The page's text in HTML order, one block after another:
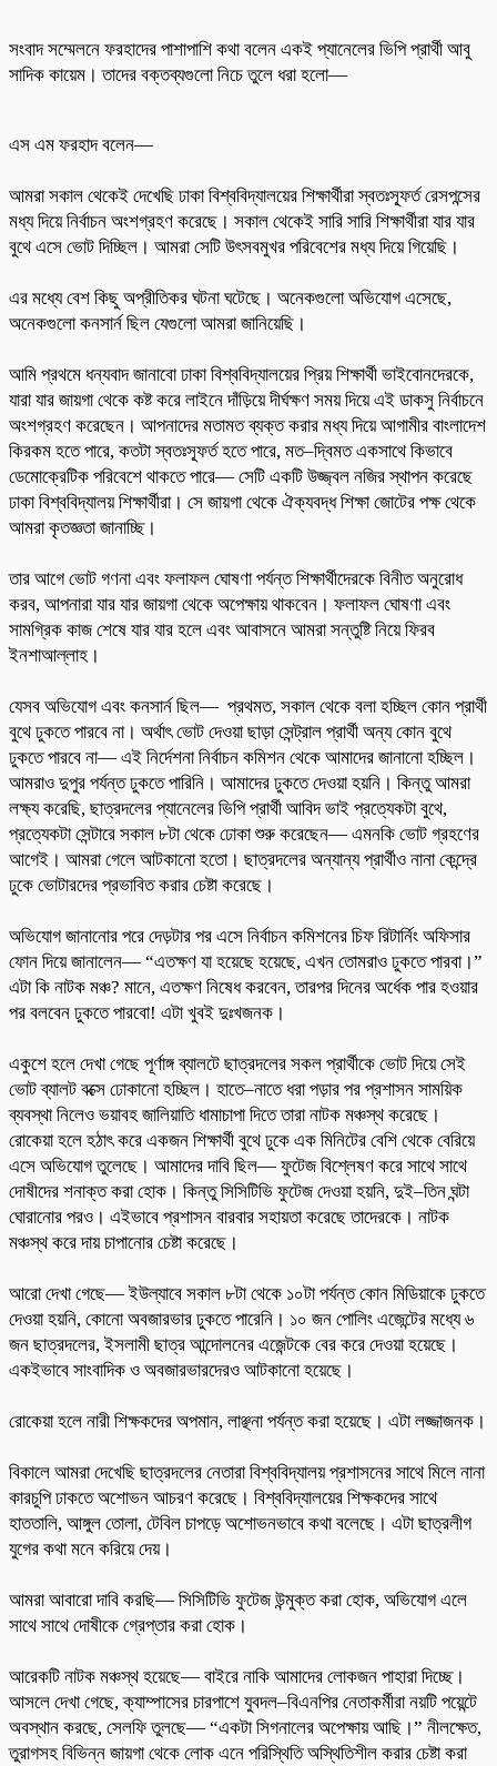
সংবাদ সম্মেলনে ফরহাদের পাশাপাশি কথা বলেন একই প্যানেলের ভিপি প্রার্থী আবু
সাদিক কায়েম। তাদের বক্তব্যগুলো নিচে তুলে ধরা হলো—
এস এম ফরহাদ বলেন—
আমরা সকাল থেকেই দেখেছি ঢাকা বিশ্ববিদ্যালয়ের শিক্ষার্থীরা স্বতঃস্ফূর্ত রেসপন্সের
মধ্য দিয়ে নির্বাচন অংশগ্রহণ করেছে। সকাল থেকেই সারি সারি শিক্ষার্থীরা যার যার
বুথে এসে ভোট দিচ্ছিল। আমরা সেটি উৎসবমুখর পরিবেশের মধ্য দিয়ে গিয়েছি।
এর মধ্যে বেশ কিছু অপ্রীতিকর ঘটনা ঘটেছে। অনেকগুলো অভিযোগ এসেছে,
অনেকগুলো কনসার্ন ছিল যেগুলো আমরা জানিয়েছি।
আমি প্রথমে ধন্যবাদ জানাবো ঢাকা বিশ্ববিদ্যালয়ের প্রিয় শিক্ষার্থী ভাইবোনদেরকে,
যারা যার জায়গা থেকে কষ্ট করে লাইনে দাঁড়িয়ে দীর্ঘক্ষণ সময় দিয়ে এই ডাকসু নির্বাচনে
অংশগ্রহণ করেছেন। আপনাদের মতামত ব্যক্ত করার মধ্য দিয়ে আগামীর বাংলাদেশ
কিরকম হতে পারে, কতটা স্বতঃস্ফূর্ত হতে পারে, মত–দ্বিমত একসাথে কিভাবে
ডেমোক্রেটিক পরিবেশে থাকতে পারে— সেটি একটি উজ্জ্বল নজির স্থাপন করেছে
ঢাকা বিশ্ববিদ্যালয় শিক্ষার্থীরা। সে জায়গা থেকে ঐক্যবদ্ধ শিক্ষা জোটের পক্ষ থেকে
আমরা কৃতজ্ঞতা জানাচ্ছি।
তার আগে ভোট গণনা এবং ফলাফল ঘোষণা পর্যন্ত শিক্ষার্থীদেরকে বিনীত অনুরোধ
করব, আপনারা যার যার জায়গা থেকে অপেক্ষায় থাকবেন। ফলাফল ঘোষণা এবং
সামগ্রিক কাজ শেষে যার যার হলে এবং আবাসনে আমরা সন্তুষ্টি নিয়ে ফিরব
ইনশাআল্লাহ।
যেসব অভিযোগ এবং কনসার্ন ছিল— প্রথমত, সকাল থেকে বলা হচ্ছিল কোন প্রার্থী
বুথে ঢুকতে পারবে না। অর্থাৎ ভোট দেওয়া ছাড়া সেন্ট্রাল প্রার্থী অন্য কোন বুথে
ঢুকতে পারবে না— এই নির্দেশনা নির্বাচন কমিশন থেকে আমাদের জানানো হচ্ছিল।
আমরাও দুপুর পর্যন্ত ঢুকতে পারিনি। আমাদের ঢুকতে দেওয়া হয়নি। কিন্তু আমরা
লক্ষ্য করেছি, ছাত্রদলের প্যানেলের ভিপি প্রার্থী আবিদ ভাই প্রত্যেকটা বুথে,
প্রত্যেকটা সেন্টারে সকাল ৮টা থেকে ঢোকা শুরু করেছেন— এমনকি ভোট গ্রহণের
আগেই। আমরা গেলে আটকানো হতো। ছাত্রদলের অন্যান্য প্রার্থীও নানা কেন্দ্রে
ঢুকে ভোটারদের প্রভাবিত করার চেষ্টা করেছে।
অভিযোগ জানানোর পরে দেড়টার পর এসে নির্বাচন কমিশনের চিফ রিটার্নিং অফিসার
ফোন দিয়ে জানালেন— “এতক্ষণ যা হয়েছে হয়েছে, এখন তোমরাও ঢুকতে পারবা।”
এটা কি নাটক মঞ্চ? মানে, এতক্ষণ নিষেধ করবেন, তারপর দিনের অর্ধেক পার হওয়ার
পর বলবেন ঢুকতে পারবো! এটা খুবই দুঃখজনক।
একুশে হলে দেখা গেছে পূর্ণাঙ্গ ব্যালটে ছাত্রদলের সকল প্রার্থীকে ভোট দিয়ে সেই
ভোট ব্যালট বক্সে ঢোকানো হচ্ছিল। হাতে–নাতে ধরা পড়ার পর প্রশাসন সাময়িক
ব্যবস্থা নিলেও ভয়াবহ জালিয়াতি ধামাচাপা দিতে তারা নাটক মঞ্চস্থ করেছে।
রোকেয়া হলে হঠাৎ করে একজন শিক্ষার্থী বুথে ঢুকে এক মিনিটের বেশি থেকে বেরিয়ে
এসে অভিযোগ তুলেছে। আমাদের দাবি ছিল— ফুটেজ বিশ্লেষণ করে সাথে সাথে
দোষীদের শনাক্ত করা হোক। কিন্তু সিসিটিভি ফুটেজ দেওয়া হয়নি, দুই–তিন ঘন্টা
ঘোরানোর পরও। এইভাবে প্রশাসন বারবার সহায়তা করেছে তাদেরকে। নাটক
মঞ্চস্থ করে দায় চাপানোর চেষ্টা করেছে।
আরো দেখা গেছে— ইউল্যাবে সকাল ৮টা থেকে ১০টা পর্যন্ত কোন মিডিয়াকে ঢুকতে
দেওয়া হয়নি, কোনো অবজারভার ঢুকতে পারেনি। ১০ জন পোলিং এজেন্টের মধ্যে ৬
জন ছাত্রদলের, ইসলামী ছাত্র আন্দোলনের এজেন্টকে বের করে দেওয়া হয়েছে।
একইভাবে সাংবাদিক ও অবজারভারদেরও আটকানো হয়েছে।
রোকেয়া হলে নারী শিক্ষকদের অপমান, লাঞ্ছনা পর্যন্ত করা হয়েছে। এটা লজ্জাজনক।
বিকালে আমরা দেখেছি ছাত্রদলের নেতারা বিশ্ববিদ্যালয় প্রশাসনের সাথে মিলে নানা
কারচুপি ঢাকতে অশোভন আচরণ করেছে। বিশ্ববিদ্যালয়ের শিক্ষকদের সাথে
হাততালি, আঙ্গুল তোলা, টেবিল চাপড়ে অশোভনভাবে কথা বলেছে। এটা ছাত্রলীগ
যুগের কথা মনে করিয়ে দেয়।
আমরা আবারো দাবি করছি— সিসিটিভি ফুটেজ উন্মুক্ত করা হোক, অভিযোগ এলে
সাথে সাথে দোষীকে গ্রেপ্তার করা হোক।
আরেকটি নাটক মঞ্চস্থ হয়েছে— বাইরে নাকি আমাদের লোকজন পাহারা দিচ্ছে।
আসলে দেখা গেছে, ক্যাম্পাসের চারপাশে যুবদল–বিএনপির নেতাকর্মীরা নয়টি পয়েন্টে
অবস্থান করছে, সেলফি তুলছে— “একটা সিগনালের অপেক্ষায় আছি।” নীলক্ষেত,
তুরাগসহ বিভিন্ন জায়গা থেকে লোক এনে পরিস্থিতি অস্থিতিশীল করার চেষ্টা করা